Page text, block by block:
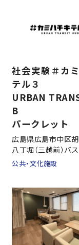
社会実験＃カ
テル３
URBAN
B
パークレット
広島県広島市中区
八丁堀（三越前）バ
公共・文化施設